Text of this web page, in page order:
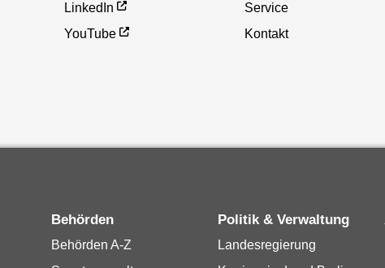
LinkedIn
YouTube
Service
Kontakt
Behörden
Behörden A-Z
Politik & Verwaltung
Landesregierung